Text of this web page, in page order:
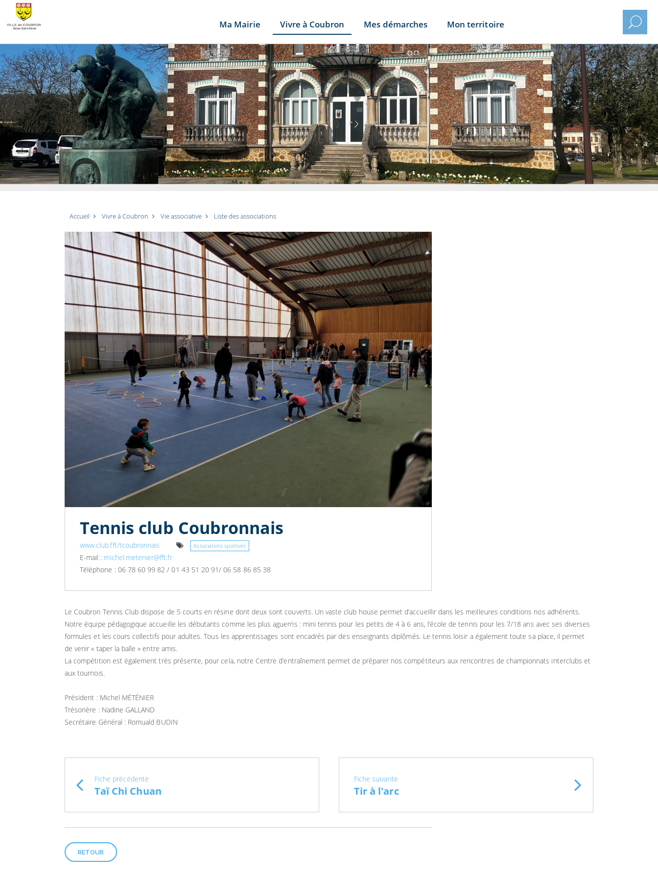
Ma Mairie Vivre à Coubron Mes démarches Mon territoire
Accueil Vivre à Coubron Vie associative Liste des associations
Tennis club Coubronnais
www.club.fft/tcoubronnais Associations sportives
E-mail : michel.metenier@fft.fr
Téléphone : 06 78 60 99 82 / 01 43 51 20 91/ 06 58 86 85 38
Le Coubron Tennis Club dispose de 5 courts en résine dont deux sont couverts. Un vaste club house permet d’accueillir dans les meilleures conditions nos adhérents.
Notre équipe pédagogique accueille les débutants comme les plus aguerris : mini tennis pour les petits de 4 à 6 ans, l’école de tennis pour les 7/18 ans avec ses diverses
formules et les cours collectifs pour adultes. Tous les apprentissages sont encadrés par des enseignants diplômés. Le tennis loisir a également toute sa place, il permet
de venir « taper la balle » entre amis.
La compétition est également très présente, pour cela, notre Centre d’entraînement permet de préparer nos compétiteurs aux rencontres de championnats interclubs et
aux tournois.
Président : Michel MÉTÉNIER
Trésorière : Nadine GALLAND
Secrétaire Général : Romuald BUDIN
Fiche précédente
Taï Chi Chuan
Fiche suivante
Tir à l'arc
RETOUR